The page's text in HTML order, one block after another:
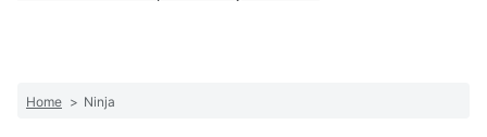
Home > Ninja